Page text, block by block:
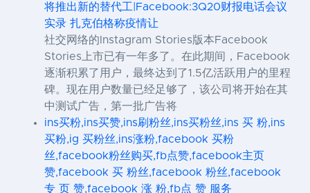
将推出新的替代工|Facebook:3Q20财报电话会议
实录 扎克伯格称疫情让
社交网络的Instagram Stories版本Facebook
Stories上市已有一年多了。在此期间，Facebook
逐渐积累了用户，最终达到了1.5亿活跃用户的里程
碑。现在用户数量已经足够了，该公司将开始在其
中测试广告，第一批广告将
ins买粉,ins买赞,ins刷粉丝,ins买粉丝,ins 买 粉,ins
买粉,ig 买粉丝,ins涨粉,facebook 买粉
丝,facebook粉丝购买,fb点赞,facebook主页
赞,facebook 买 粉丝,facebook 粉丝,facebook
专 页 赞,facebook 涨 粉,fb点 赞 服务